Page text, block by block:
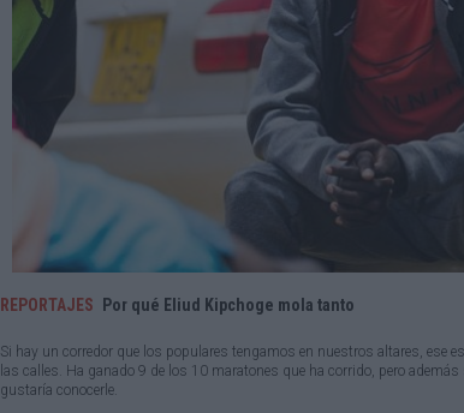
REPORTAJES Por qué Eliud Kipchoge mola tanto
Si hay un corredor que los populares tengamos en nuestros altares, ese
las calles. Ha ganado 9 de los 10 maratones que ha corrido, pero
gustaría conocerle.